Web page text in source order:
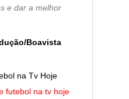
e dar a melhor
Boavista
futebol na tv hoje